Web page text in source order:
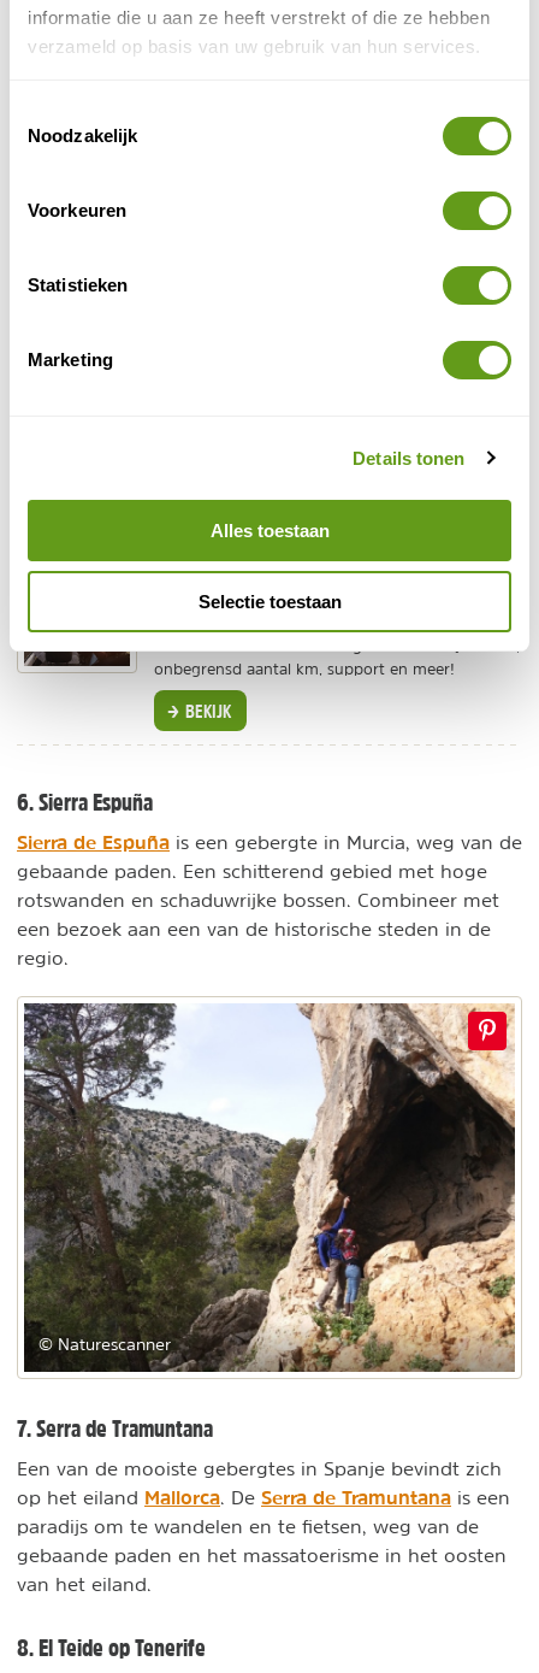
informatie die u aan ze heeft verstrekt of die ze hebben
verzameld op basis van uw gebruik van hun services.
Noodzakelijk
Voorkeuren
Statistieken
Marketing
Details tonen
Alles toestaan
Selectie toestaan
inclusief vlucht, verblijf & huurauto.
BEKIJK
Sunny Cars - Beste huurauto aanbieder Spanje
Individuele reis
onbegrensd aantal km, support en meer!
BEKIJK
6. Sierra Espuña
Sierra de Espuña is een gebergte in Murcia, weg van de
gebaande paden. Een schitterend gebied met hoge
rotswanden en schaduwrijke bossen. Combineer met
een bezoek aan een van de historische steden in de
regio.
© Naturescanner
7. Serra de Tramuntana
Een van de mooiste gebergtes in Spanje bevindt zich
op het eiland Mallorca. De Serra de Tramuntana is een
paradijs om te wandelen en te fietsen, weg van de
gebaande paden en het massatoerisme in het oosten
van het eiland.
8. El Teide op Tenerife